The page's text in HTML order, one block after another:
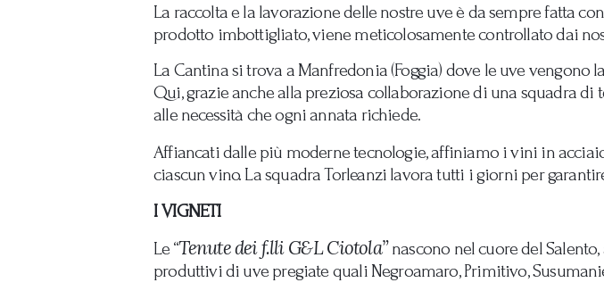
La raccolta e la lavorazione delle nostre uve è da sempre fatta
prodotto imbottigliato, viene meticolosamente controllato dai
La Cantina si trova a Manfredonia (Foggia) dove le uve
Qui, grazie anche alla preziosa collaborazione di una squadra
alle necessità che ogni annata richiede.
Affiancati dalle più moderne tecnologie, affiniamo i vini in
ciascun vino. La squadra Torleanzi lavora tutti i giorni per
I VIGNETI
Le “Tenute dei f.lli G&L Ciotola”nascono nel cuore del
produttivi di uve pregiate quali Negroamaro, Primitivo,